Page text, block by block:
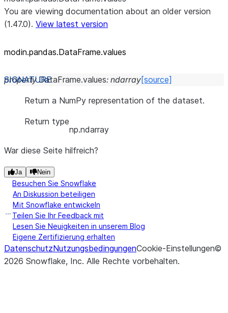
You are viewing documentation about an older version
(1.47.0). View latest version
modin.pandas.DataFrame.values
property DataFrame.values: ndarray[source]
Return a NumPy representation of the dataset.
Return type
np.ndarray
War diese Seite hilfreich?
Ja Nein
Besuchen Sie Snowflake
An Diskussion beteiligen
Mit Snowflake entwickeln
Teilen Sie Ihr Feedback mit
Lesen Sie Neuigkeiten in unserem Blog
Eigene Zertifizierung erhalten
DatenschutzNutzungsbedingungenCookie-Einstellungen©
2026 Snowflake, Inc. Alle Rechte vorbehalten.